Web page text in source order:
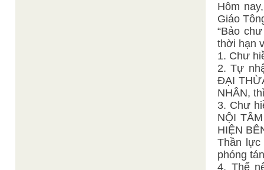
Hôm
Giáo
“Bảo
thời hạn
1. Chư
2. Tự
ĐẠI
NHÂN,
3. Chư
NỘI
HIỆN
Thần lực
phóng
4. Thế